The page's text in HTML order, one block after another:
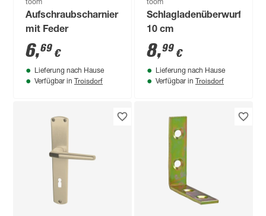
toom
Aufschraubscharnier
mit Feder
6,69 €
Lieferung nach Hause
Verfügbar in Troisdorf
toom
Schlagladenüberwurf
10 cm
8,99 €
Lieferung nach Hause
Verfügbar in Troisdorf